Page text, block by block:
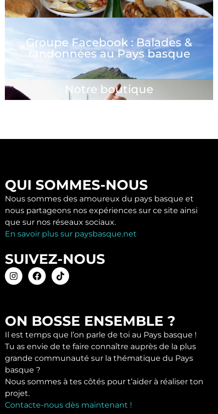
Groupe Facebook : Balades &
randonnées au Pays basque
Notre boutique
QUI SOMMES-NOUS
Nous sommes des amoureux du pays basque et
nous partageons nos expériences sur ce site ainsi
que sur nos réseaux sociaux.
En savoir plus sur paysbasque.net
SUIVEZ-NOUS
ON BOSSE ENSEMBLE ?
Il est temps que l’on parle de toi au Pays basque !
Tu as envie de te faire connaître auprès de la plus
grande communauté sur la thématique du Pays
basque ?
Nous sommes à tes côtés pour t’aider à réaliser ton
projet.
Contacte-nous dès maintenant !